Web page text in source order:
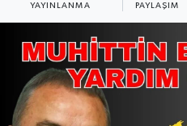
YAYINLANMA PAYLAŞIM
Magazin
Resmi İlan